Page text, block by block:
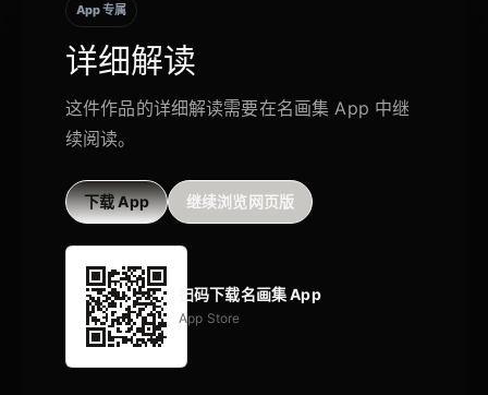
App 专属
详细解读
这件作品的详细解读需要在名画集 App 中继
续阅读。
下载 App 继续浏览网页版
扫码下载名画集 App
App Store